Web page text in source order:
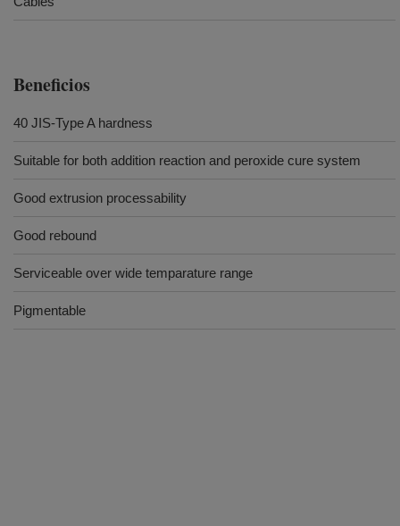
Beneficios
40 JIS-Type A hardness
Suitable for both addition reaction and peroxide cure system
Good extrusion processability
Good rebound
Serviceable over wide temparature range
Pigmentable